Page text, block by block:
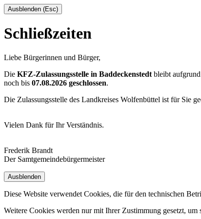
Ausblenden (Esc)
Schließzeiten
Liebe Bürgerinnen und Bürger,
Die KFZ-Zulassungsstelle in Baddeckenstedt bleibt
noch bis 07.08.2026 geschlossen.
Die Zulassungsstelle des Landkreises Wolfenbüttel ist für Sie
Vielen Dank für Ihr Verständnis.
Frederik Brandt
Der Samtgemeindebürgermeister
Ausblenden
Diese Website verwendet Cookies, die für den technischen
Weitere Cookies werden nur mit Ihrer Zustimmung gesetzt,